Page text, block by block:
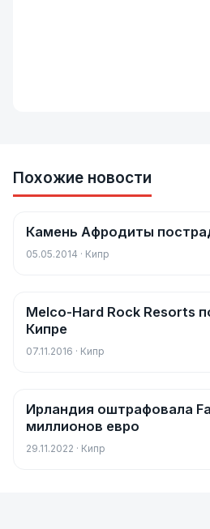
Похожие новости
Новости
Камень Афродиты
05.05.2014 · Кипр
Новости
Melco-Hard Rock Resorts
Кипре
07.11.2016 · Кипр
Новости
Ирландия оштрафовала
миллионов евро
29.11.2022 · Кипр